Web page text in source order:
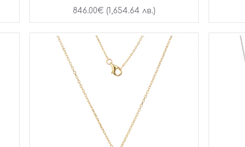
846.00€ (1,654.64 лв.)